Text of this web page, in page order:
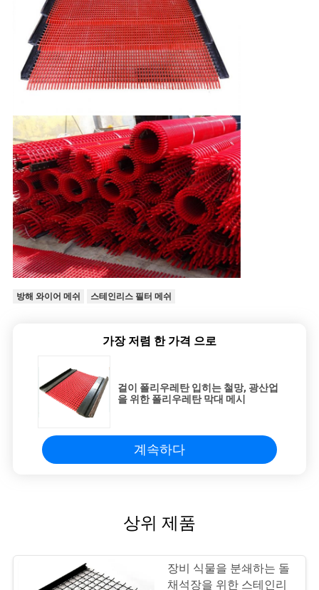
방해 와이어 메쉬 스테인리스 필터 메쉬
가장 저렴 한 가격 으로
걸이 폴리우레탄 입히는 철망, 광산업
을 위한 폴리우레탄 막대 메시
계속하다
상위 제품
장비 식물을 분쇄하는 돌
채석장을 위한 스테인리